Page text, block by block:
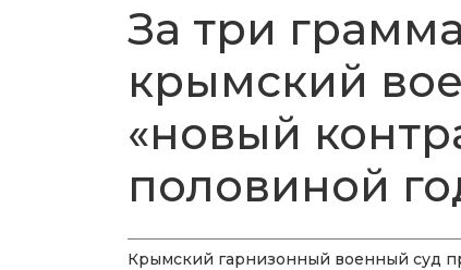
За три
крымский
«новый
половиной
Крымский гарнизонный военный суд